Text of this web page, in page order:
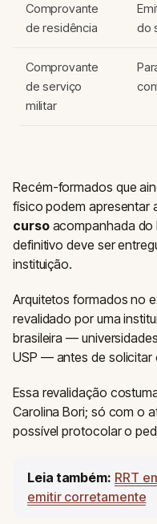
Comprovante
de residência
do
Comprovante
de serviço
militar
Recém-formados que
físico podem apresentar
cursoacompanhada do
definitivo deve ser
instituição.
Arquitetos formados no
revalidado por uma
brasileira —
USP — antes de solicitar
Essa revalidação
Carolina Bori; só com o
possível protocolar o
Leia também: RRT
emitir corretamente